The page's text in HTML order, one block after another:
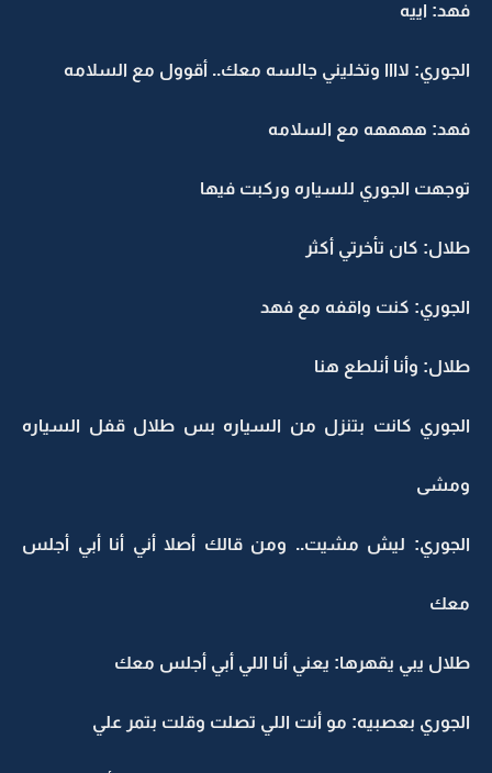
فهد: اييه
الجوري: لاااا وتخليني جالسه معك.. أقوول مع السلامه
فهد: ههههه مع السلامه
توجهت الجوري للسياره وركبت فيها
طلال: كان تأخرتي أكثر
الجوري: كنت واقفه مع فهد
طلال: وأنا أنلطع هنا
الجوري كانت بتنزل من السياره بس طلال قفل السياره
ومشى
الجوري: ليش مشيت.. ومن قالك أصلا أني أنا أبي أجلس
معك
طلال يبي يقهرها: يعني أنا اللي أبي أجلس معك
الجوري بعصبيه: مو أنت اللي تصلت وقلت بتمر علي